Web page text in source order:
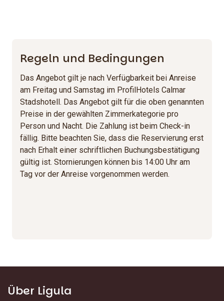
Regeln und Bedingungen
Das Angebot gilt je nach Verfügbarkeit bei Anreise
am Freitag und Samstag im ProfilHotels Calmar
Stadshotell. Das Angebot gilt für die oben genannten
Preise in der gewählten Zimmerkategorie pro
Person und Nacht. Die Zahlung ist beim Check-in
fällig. Bitte beachten Sie, dass die Reservierung erst
nach Erhalt einer schriftlichen Buchungsbestätigung
gültig ist. Stornierungen können bis 14:00 Uhr am
Tag vor der Anreise vorgenommen werden.
Über Ligula